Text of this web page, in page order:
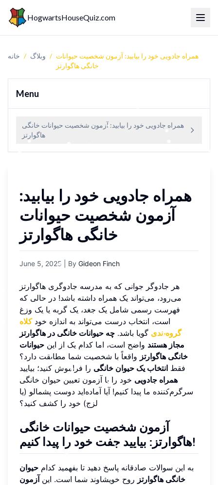
HogwartsHouseQuiz.com منو
خانه / وبلاگ / همراه جادویی خود را بیابید: آزمون شخصیت حیوانات
خانگی هاگوارتز
Menu
همراه جادویی خود را بیابید: آزمون شخصیت حیوانات خانگی
هاگوارتز
همراه جادویی خود را بیابید:
آزمون شخصیت حیوانات
خانگی هاگوارتز
June 5, 2025 | By Gideon Finch
هر جادوگر جوانی که به مدرسه جادوگری هاگوارتز
می‌رود، می‌تواند یک همراه داشته باشد! در حالی که
فهرست رسمی شامل یک جغد، یک گربه یا یک وزغ
است، انتخاب درست می‌تواند به اندازه خودکلاه
گروه‌بندی گویا باشد. چه حیوانات خانگی در هاگوارتز
مجاز هستند واضح است، اما کدام یک از این حیوانات
خانگی هاگوارتز واقعاً با شخصیت شما مطابقت دارد؟
فقط انتخاب یک حیوان خانگی را فراموش کنید؛ بیایید
همراه جادویی خود را با آزمون تعیین حیوان خانگی
سرگرم‌کننده ما پیدا کنیم! آیا آماده‌اید دوست پشمالو (یا
لزج) خود را کشف کنید؟
آزمون شخصیت حیوانات خانگی
هاگوارتز: بیایید جفت خود را پیدا کنیم!
به این سوالات صادقانه پاسخ دهید تا بفهمید کدام حیوان
خانگی هاگوارتز روح خویشاوند شما است. این آزمون